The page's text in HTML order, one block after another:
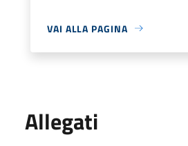
VAI ALLA PAGINA
Allegati